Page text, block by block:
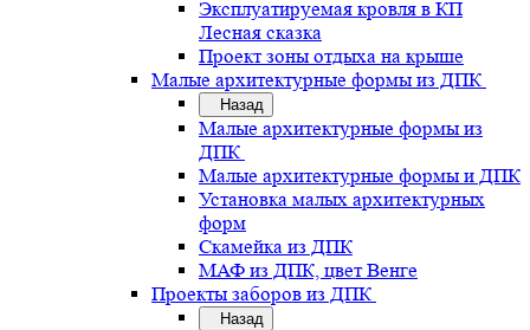
Эксплуатируемая кровля в КП
Лесная сказка
Проект зоны отдыха на крыше
Малые архитектурные формы из ДПК
Назад
Малые архитектурные формы из
ДПК
Малые архитектурные формы и ДПК
Установка малых архитектурных
форм
Скамейка из ДПК
МАФ из ДПК, цвет Венге
Проекты заборов из ДПК
Назад